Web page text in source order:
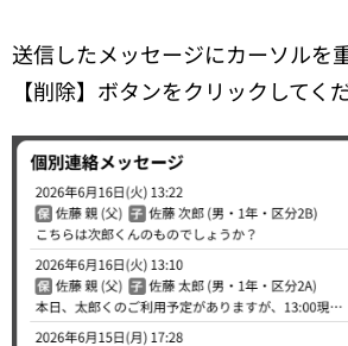
送信したメッセージにカーソルを
【削除】ボタンをクリックしてく